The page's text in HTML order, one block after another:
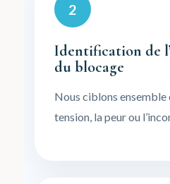
2
Identification de
du blocage
Nous ciblons ensemble
tension, la peur ou